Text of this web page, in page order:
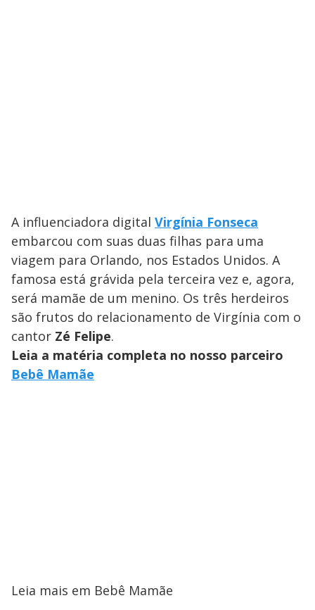
A influenciadora digital Virgínia Fonseca
embarcou com suas duas filhas para uma
viagem para Orlando, nos Estados Unidos. A
famosa está grávida pela terceira vez e, agora,
será mamãe de um menino. Os três herdeiros
são frutos do relacionamento de Virgínia com o
cantor Zé Felipe.
Leia a matéria completa no nosso parceiro
Bebê Mamãe
Leia mais em Bebê Mamãe